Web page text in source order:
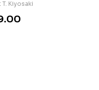
Kiyosaki